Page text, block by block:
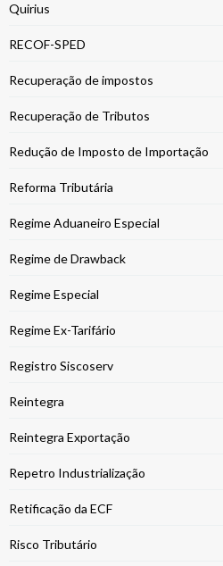
Quirius
RECOF-SPED
Recuperação de impostos
Recuperação de Tributos
Redução de Imposto de Importação
Reforma Tributária
Regime Aduaneiro Especial
Regime de Drawback
Regime Especial
Regime Ex-Tarifário
Registro Siscoserv
Reintegra
Reintegra Exportação
Repetro Industrialização
Retificação da ECF
Risco Tributário